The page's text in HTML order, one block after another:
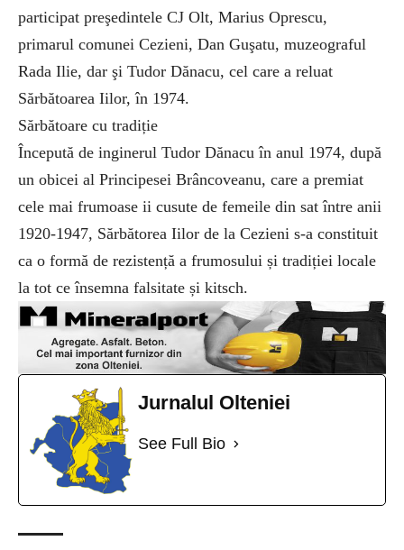
participat preşedintele CJ Olt, Marius Oprescu,
primarul comunei Cezieni, Dan Guşatu, muzeograful
Rada Ilie, dar şi Tudor Dănacu, cel care a reluat
Sărbătoarea Iilor, în 1974.
Sărbătoare cu tradiție
Începută de inginerul Tudor Dănacu în anul 1974, după
un obicei al Principesei Brâncoveanu, care a premiat
cele mai frumoase ii cusute de femeile din sat între anii
1920-1947, Sărbătorea Iilor de la Cezieni s-a constituit
ca o formă de rezistență a frumosului și tradiției locale
la tot ce însemna falsitate și kitsch.
Jurnalul Olteniei
See Full Bio